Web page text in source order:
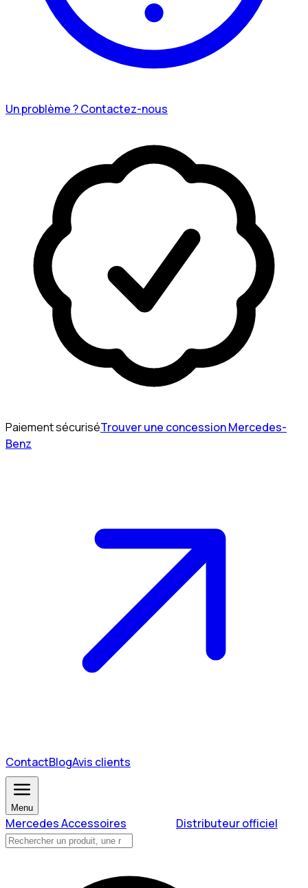
Un problème ? Contactez-nous
Paiement sécuriséTrouver une concession Mercedes-
Benz
ContactBlogAvis clients
Menu
Mercedes Accessoires Distributeur officiel